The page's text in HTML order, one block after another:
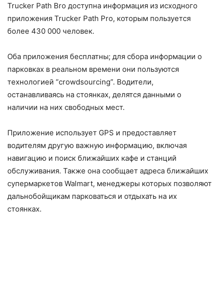
Trucker Path Bro доступна информация из исходного
приложения Trucker Path Pro, которым пользуется
более 430 000 человек.
Оба приложения бесплатны; для сбора информации о
парковках в реальном времени они пользуются
технологией “crowdsourcing”. Водители,
останавливаясь на стоянках, делятся данными о
наличии на них свободных мест.
Приложение использует GPS и предоставляет
водителям другую важную информацию, включая
навигацию и поиск ближайших кафе и станций
обслуживания. Также она сообщает адреса ближайших
супермаркетов Walmart, менеджеры которых позволяют
дальнобойщикам парковаться и отдыхать на их
стоянках.